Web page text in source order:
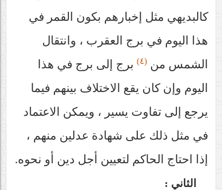
كالبديهي مثل إخبارهم بكون القمر في
هذا اليوم في برج العقرب ، وانتقال
الشمس من (٤)
برج إلى برج في هذا
اليوم وإن كان يقع الاختلاف بينهم فيما
يرجع إلى تفاوت يسير ، ويمكن الاعتماد
في مثل ذلك على شهادة عدلين منهم ،
إذا احتاج الحاكم لتعيين أجل دين أو نحوه.
الثاني :